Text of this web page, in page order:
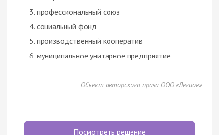
профессиональный союз
социальный фонд
производственный кооператив
муниципальное унитарное предприятие
Объект авторского права ООО «Легион»
Посмотреть решение